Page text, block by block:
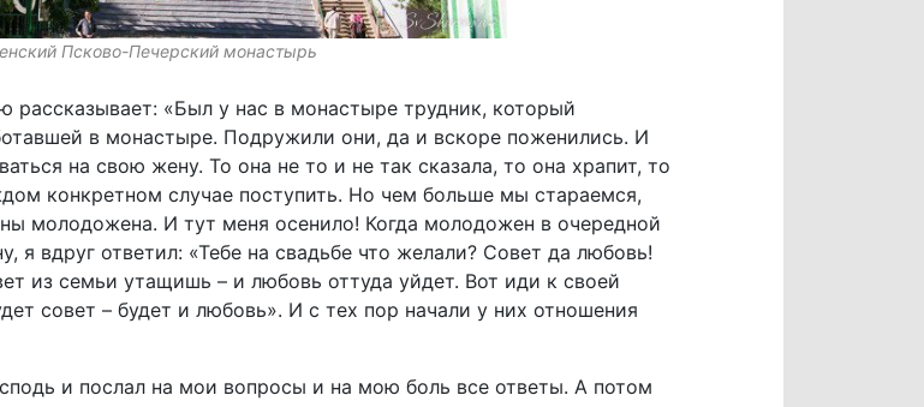
Псково-Печерский монастырь
«Был у нас в монастыре трудник, который
в монастыре. Подружили они, да и вскоре поженились. И
на свою жену. То она не то и не так сказала, то она храпит, то
конкретном случае поступить. Но чем больше мы стараемся,
молодожена. И тут меня осенило! Когда молодожен в очередной
я вдруг ответил: «Тебе на свадьбе что желали? Совет да любовь!
из семьи утащишь – и любовь оттуда уйдет. Вот иди к своей
совет – будет и любовь». И с тех пор начали у них отношения
и послал на мои вопросы и на мою боль все ответы. А потом